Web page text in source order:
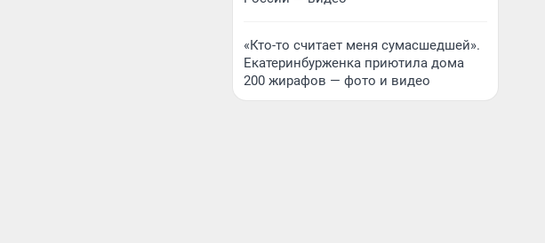
«Кто-то считает меня сумасшедшей».
Екатеринбурженка приютила дома
200 жирафов — фото и видео